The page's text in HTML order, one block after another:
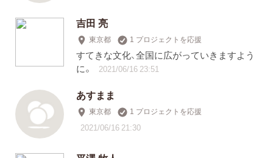
吉田 亮
東京都 1 プロジェクトを応援
すてきな文化、全国に広がっていきますよう
に。
2021/06/16 23:51
あすまま
東京都 1 プロジェクトを応援
2021/06/16 21:30